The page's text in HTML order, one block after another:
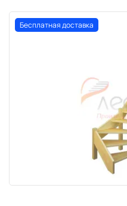
Бесплатная доставка